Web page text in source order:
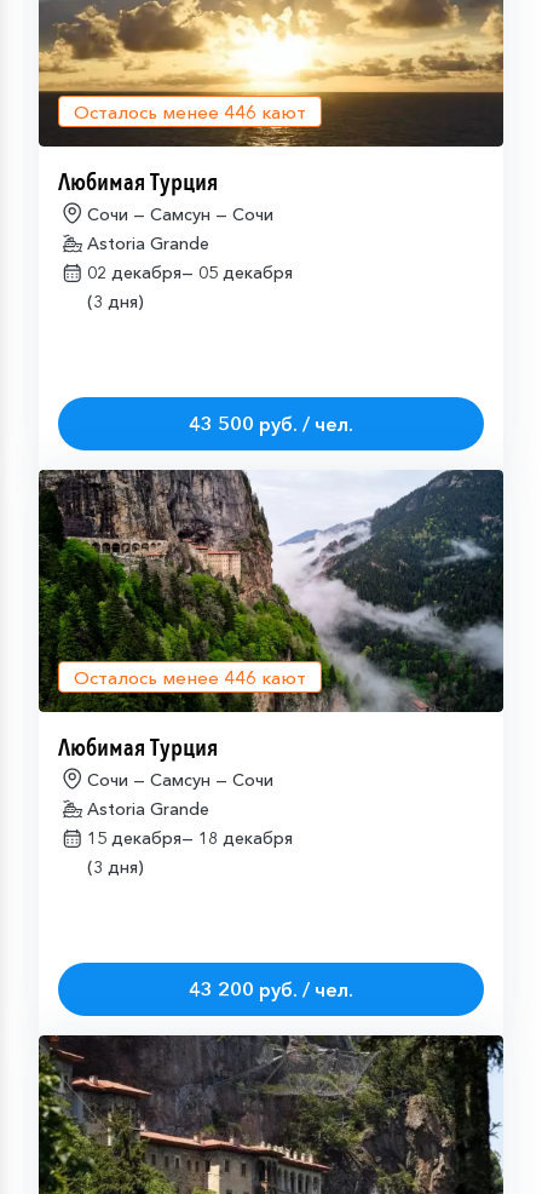
Осталось менее 446 кают
Любимая Турция
Сочи — Самсун — Сочи
Astoria Grande
02 декабря— 05 декабря
(3 дня)
43 500 руб. / чел.
Осталось менее 446 кают
Любимая Турция
Сочи — Самсун — Сочи
Astoria Grande
15 декабря— 18 декабря
(3 дня)
43 200 руб. / чел.